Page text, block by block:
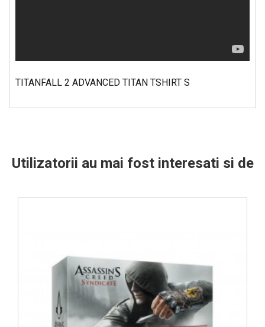
TITANFALL 2 ADVANCED TITAN TSHIRT S
Utilizatorii au mai fost interesati si de